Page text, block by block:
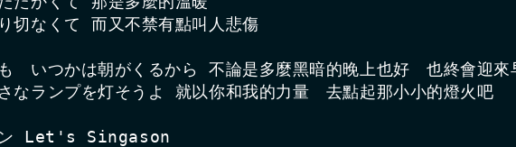
なくて 而又不禁有點叫人悲傷
いつかは朝がくるから 不論是多麼黑暗的晚上也好　也終會迎來
ランプを灯そうよ 就以你和我的力量　去點起那小小的燈火吧
ン Let's Singason